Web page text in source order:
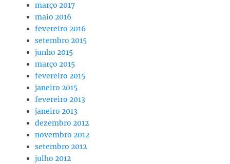
março 2017
maio 2016
fevereiro 2016
setembro 2015
junho 2015
março 2015
fevereiro 2015
janeiro 2015
fevereiro 2013
janeiro 2013
dezembro 2012
novembro 2012
setembro 2012
julho 2012